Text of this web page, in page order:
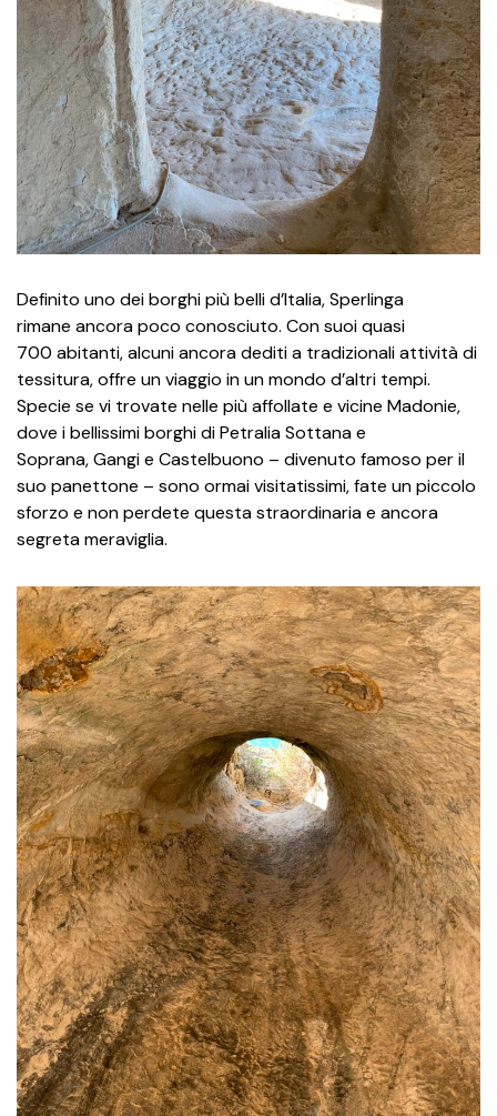
Definito uno dei borghi più belli d’Italia, Sperlinga
rimane ancora poco conosciuto. Con suoi quasi
700 abitanti, alcuni ancora dediti a tradizionali attività di
tessitura, offre un viaggio in un mondo d’altri tempi.
Specie se vi trovate nelle più affollate e vicine Madonie,
dove i bellissimi borghi di Petralia Sottana e
Soprana, Gangi e Castelbuono – divenuto famoso per il
suo panettone – sono ormai visitatissimi, fate un piccolo
sforzo e non perdete questa straordinaria e ancora
segreta meraviglia.